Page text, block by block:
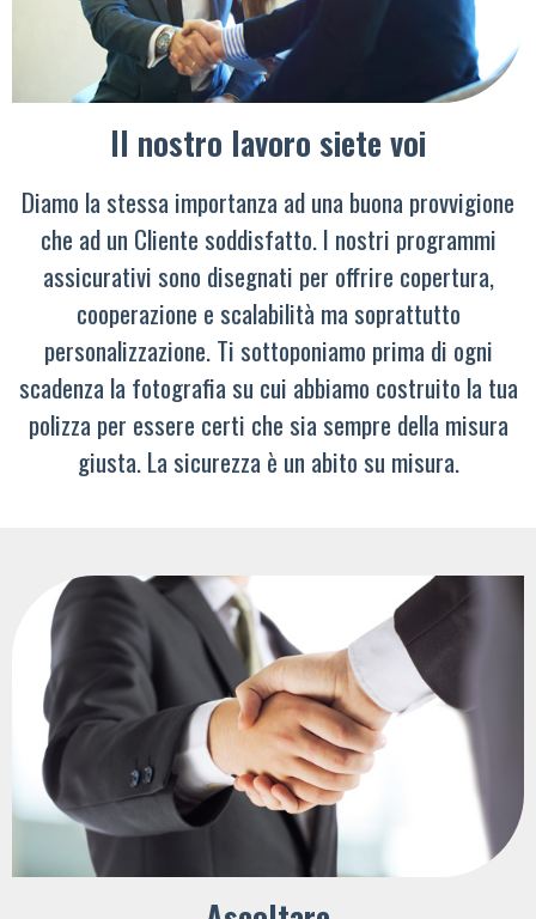
Il nostro lavoro siete voi
Diamo la stessa importanza ad una buona provvigione
che ad un Cliente soddisfatto. I nostri programmi
assicurativi sono disegnati per offrire copertura,
cooperazione e scalabilità ma soprattutto
personalizzazione. Ti sottoponiamo prima di ogni
scadenza la fotografia su cui abbiamo costruito la tua
polizza per essere certi che sia sempre della misura
giusta. La sicurezza è un abito su misura.